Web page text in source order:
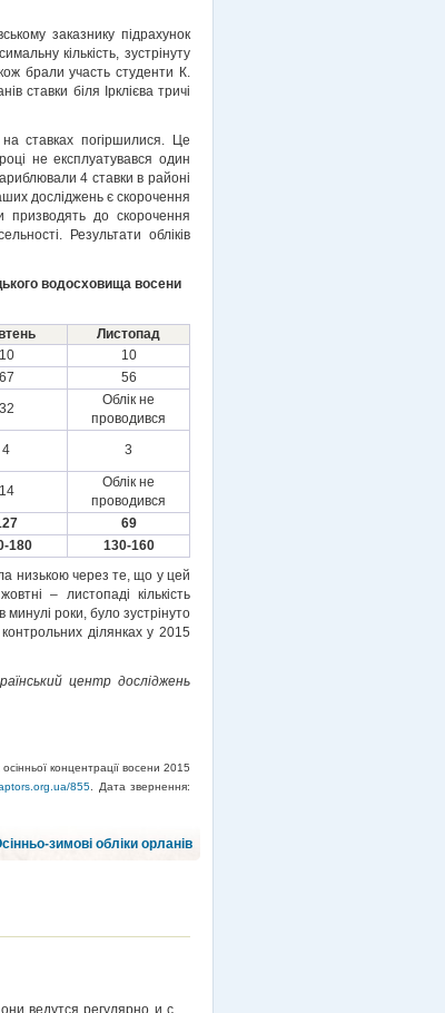
заказнику підрахунок
кількість, зустрінуту
брали участь студенти К.
ставки біля Ірклієва тричі
ставках погіршилися. Це
не експлуатувався один
4 ставки в районі
досліджень є скорочення
до скорочення
Результати обліків
водосховища восени
Листопад
10
10
67
56
32
Облік не
проводився
4 3
14
Облік не
проводився
69
180
130-160
низькою через те, що у цей
– листопаді кількість
роки, було зустрінуто
ділянках у 2015
центр досліджень
осінньої концентрації восени 2015
855 . Дата звернення:
зимові обліки орланів
ведутся регулярно и с